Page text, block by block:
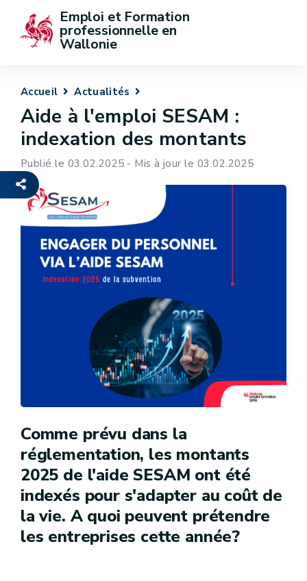
Emploi et Formation
professionnelle en
Wallonie
Accueil Actualités
Aide à l'emploi SESAM :
indexation des montants
Publié le 03.02.2025 - Mis à jour le 03.02.2025
Comme prévu dans la
réglementation, les montants
2025 de l'aide SESAM ont été
indexés pour s'adapter au coût de
la vie. A quoi peuvent prétendre
les entreprises cette année?